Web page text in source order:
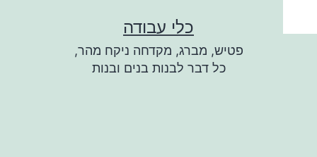
לתוכן
כלי עבודה
פטיש, מברג, מקדחה ניקח מהר,
כל דבר לבנות בנים ובנות